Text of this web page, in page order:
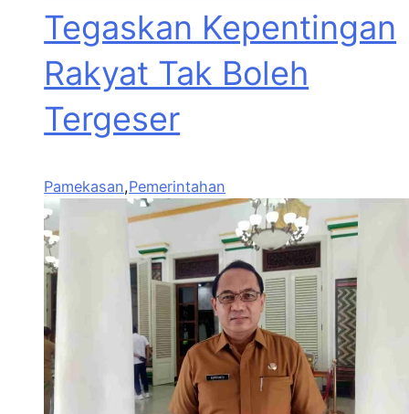
Tegaskan Kepentingan
Rakyat Tak Boleh
Tergeser
Pamekasan,Pemerintahan